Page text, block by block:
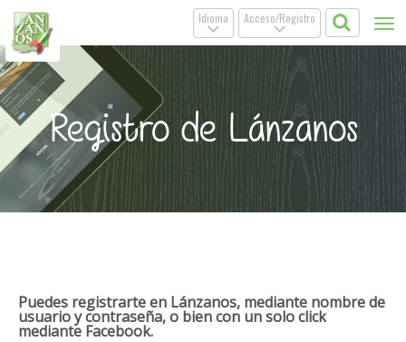
Acceso/Registro
.
Idioma
.
Registro de Lánzanos
Puedes registrarte en Lánzanos, mediante nombre de
usuario y contraseña, o bien con un solo click
mediante Facebook.